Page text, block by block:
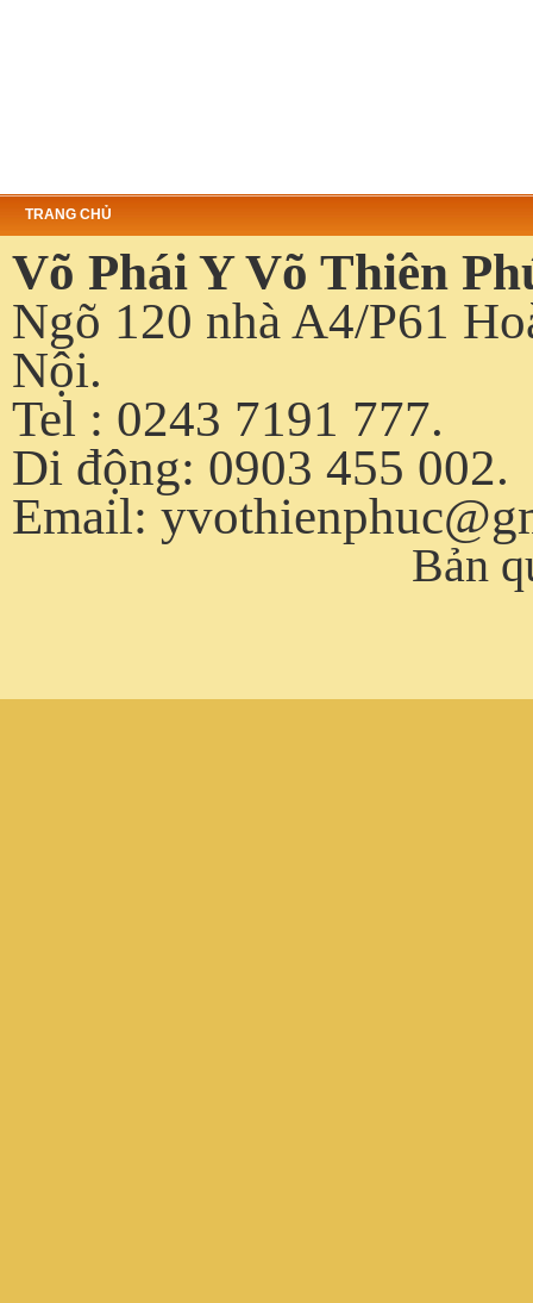
TRANG CHỦ
Võ Phái Y Võ Thiên
Ngõ 120 nhà A4/P61
Nội.
Tel : 0243 7191 777.
Di động: 0903 455 002.
Email:
Bản